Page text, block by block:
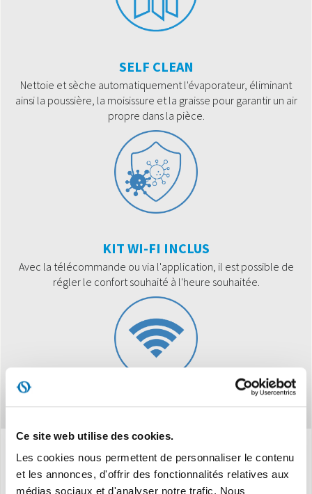
Ce site web utilise des cookies.
Les cookies nous permettent de personnaliser le contenu
et les annonces, d'offrir des fonctionnalités relatives aux
médias sociaux et d'analyser notre trafic. Nous
SELF CLEAN
Nettoie et sèche automatiquement l'évaporateur, éliminant
ainsi la poussière, la moisissure et la graisse pour garantir un air
propre dans la pièce.
KIT WI-FI INCLUS
Avec la télécommande ou via l'application, il est possible de
régler le confort souhaité à l'heure souhaitée.
Caracteristiques